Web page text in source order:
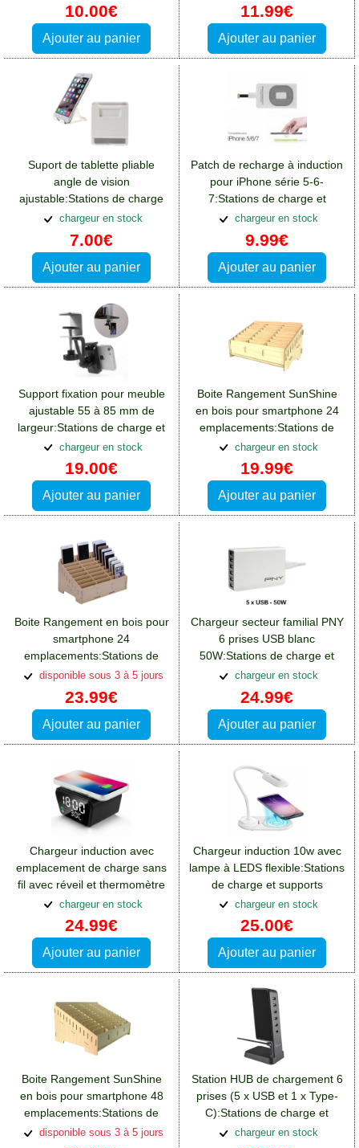
10.00€
Ajouter au panier
11.99€
Ajouter au panier
Suport de tablette pliable
angle de vision
ajustable:Stations de charge
et supports Crosscall Spider
X4
chargeur en stock
7.00€
Ajouter au panier
Patch de recharge à induction
pour iPhone série 5-6-
7:Stations de charge et
supports Crosscall Spider X4
chargeur en stock
9.99€
Ajouter au panier
Support fixation pour meuble
ajustable 55 à 85 mm de
largeur:Stations de charge et
supports Crosscall Spider X4
chargeur en stock
19.00€
Ajouter au panier
Boite Rangement SunShine
en bois pour smartphone 24
emplacements:Stations de
charge et supports Crosscall
Spider X4
chargeur en stock
19.99€
Ajouter au panier
Boite Rangement en bois pour
smartphone 24
emplacements:Stations de
charge et supports Crosscall
Spider X4
disponible sous 3 à 5 jours
23.99€
Ajouter au panier
Chargeur secteur familial PNY
6 prises USB blanc
50W:Stations de charge et
supports Crosscall Spider X4
chargeur en stock
24.99€
Ajouter au panier
Chargeur induction avec
emplacement de charge sans
fil avec réveil et thermomètre
chargeur en stock
24.99€
Ajouter au panier
Chargeur induction 10w avec
lampe à LEDS flexible:Stations
de charge et supports
Crosscall Spider X4
chargeur en stock
25.00€
Ajouter au panier
Boite Rangement SunShine
en bois pour smartphone 48
emplacements:Stations de
charge et supports Crosscall
disponible sous 3 à 5 jours
Station HUB de chargement 6
prises (5 x USB et 1 x Type-
C):Stations de charge et
supports Crosscall Spider X4
chargeur en stock